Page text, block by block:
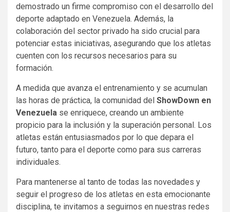
demostrado un firme compromiso con el desarrollo del
deporte adaptado en Venezuela. Además, la
colaboración del sector privado ha sido crucial para
potenciar estas iniciativas, asegurando que los atletas
cuenten con los recursos necesarios para su
formación.
A medida que avanza el entrenamiento y se acumulan
las horas de práctica, la comunidad del ShowDown en
Venezuela se enriquece, creando un ambiente
propicio para la inclusión y la superación personal. Los
atletas están entusiasmados por lo que depara el
futuro, tanto para el deporte como para sus carreras
individuales.
Para mantenerse al tanto de todas las novedades y
seguir el progreso de los atletas en esta emocionante
disciplina, te invitamos a seguirnos en nuestras redes